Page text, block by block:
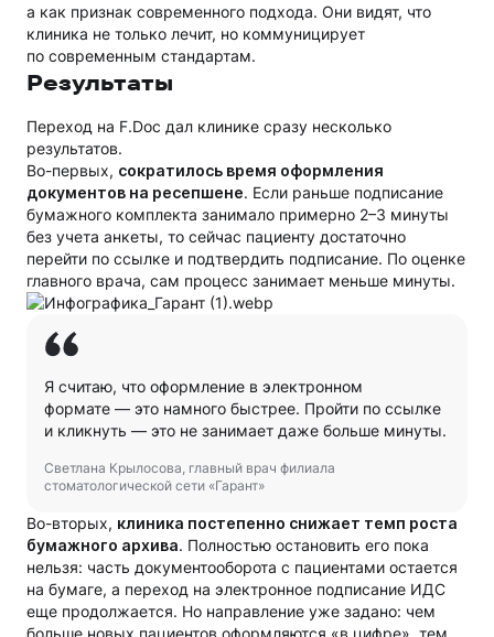
а как признак современного подхода. Они видят, что
клиника не только лечит, но коммуницирует
по современным стандартам.
Результаты
Переход на F.Doc дал клинике сразу несколько
результатов.
Во-первых, сократилось время оформления
документов на ресепшене. Если раньше подписание
бумажного комплекта занимало примерно 2–3 минуты
без учета анкеты, то сейчас пациенту достаточно
перейти по ссылке и подтвердить подписание. По оценке
главного врача, сам процесс занимает меньше минуты.
Я считаю, что оформление в электронном
формате — это намного быстрее. Пройти по ссылке
и кликнуть — это не занимает даже больше минуты.
Светлана Крылосова, главный врач филиала
стоматологической сети «Гарант»
Во-вторых, клиника постепенно снижает темп роста
бумажного архива. Полностью остановить его пока
нельзя: часть документооборота с пациентами остается
на бумаге, а переход на электронное подписание ИДС
еще продолжается. Но направление уже задано: чем
больше новых пациентов оформляются «в цифре», тем